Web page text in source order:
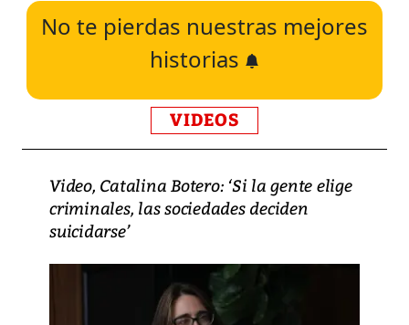
No te pierdas nuestras mejores
historias
VIDEOS
Video, Catalina Botero: ‘Si la gente elige
criminales, las sociedades deciden
suicidarse’